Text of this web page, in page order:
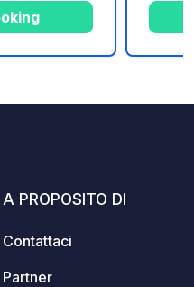
i suoi
servizio
una
A PROPOSITO DI
Contattaci
Partner